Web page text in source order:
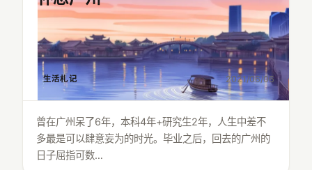
生活札记 2021/06/06
曾在广州呆了6年，本科4年+研究生2年，人生中差不
多最是可以肆意妄为的时光。毕业之后，回去的广州的
日子屈指可数…